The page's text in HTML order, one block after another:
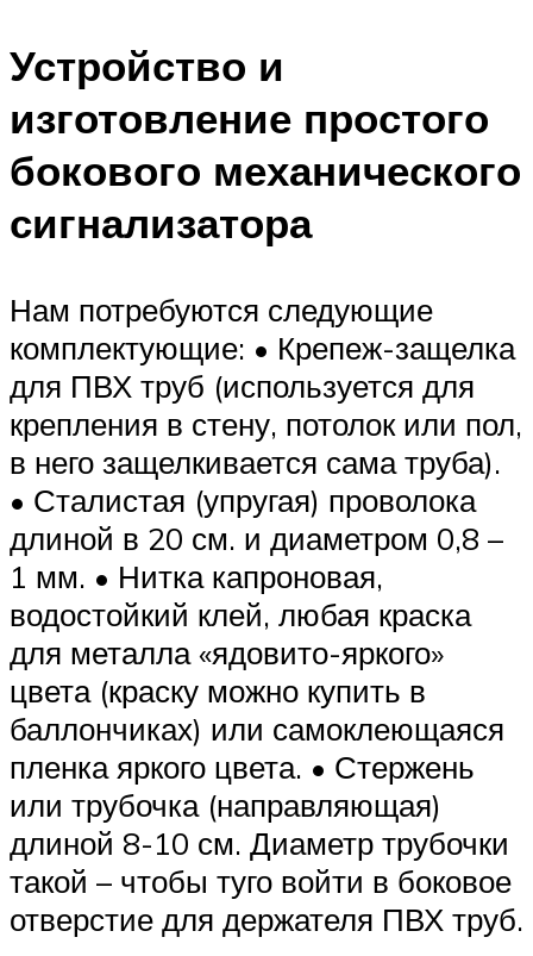
Устройство и
изготовление простого
бокового механического
сигнализатора
Нам потребуются следующие
комплектующие: • Крепеж-защелка
для ПВХ труб (используется для
крепления в стену, потолок или пол,
в него защелкивается сама труба).
• Сталистая (упругая) проволока
длиной в 20 см. и диаметром 0,8 –
1 мм. • Нитка капроновая,
водостойкий клей, любая краска
для металла «ядовито-яркого»
цвета (краску можно купить в
баллончиках) или самоклеющаяся
пленка яркого цвета. • Стержень
или трубочка (направляющая)
длиной 8-10 см. Диаметр трубочки
такой – чтобы туго войти в боковое
отверстие для держателя ПВХ труб.